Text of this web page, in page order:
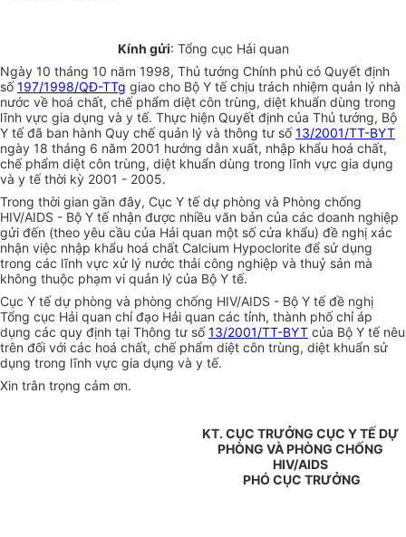
Kính gửi: Tổng cục Hải quan
Ngày 10 tháng 10 năm 1998, Thủ tướng Chính phủ có Quyết định
số197/1998/QĐ-TTg giao cho Bộ Y tế chịu trách nhiệm quản lý nhà
nước về hoá chất, chế phẩm diệt côn trùng, diệt khuẩn dùng trong
lĩnh vực gia dụng và y tế. Thực hiện Quyết định của Thủ tướng, Bộ
Y tế đã ban hành Quy chế quản lý và thông tư số13/2001/TT-BYT
ngày 18 tháng 6 năm 2001 hướng dẫn xuất, nhập khẩu hoá chất,
chế phẩm diệt côn trùng, diệt khuẩn dùng trong lĩnh vực gia dụng
và y tế thời kỳ 2001 - 2005.
Trong thời gian gần đây, Cục Y tế dự phòng và Phòng chống
HIV/AIDS - Bộ Y tế nhận được nhiều văn bản của các doanh nghiệp
gửi đến (theo yêu cầu của Hải quan một số cửa khẩu) đề nghị xác
nhận việc nhập khẩu hoá chất Calcium Hypoclorite để sử dụng
trong các lĩnh vực xử lý nước thải công nghiệp và thuỷ sản mà
không thuộc phạm vi quản lý của Bộ Y tế.
Cục Y tế dự phòng và phòng chống HIV/AIDS - Bộ Y tế đề nghị
Tổng cục Hải quan chỉ đạo Hải quan các tỉnh, thành phố chỉ áp
dụng các quy định tại Thông tư số13/2001/TT-BYT của Bộ Y tế nêu
trên đối với các hoá chất, chế phẩm diệt côn trùng, diệt khuẩn sử
dụng trong lĩnh vực gia dụng và y tế.
Xin trân trọng cảm ơn.
KT. CỤC TRƯỞNG CỤC Y TẾ DỰ
PHÒNG VÀ PHÒNG CHỐNG
HIV/AIDS
PHÓ CỤC TRƯỞNG